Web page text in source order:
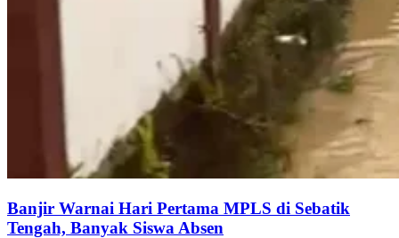
Banjir Warnai Hari Pertama MPLS di Sebatik
Tengah, Banyak Siswa Absen